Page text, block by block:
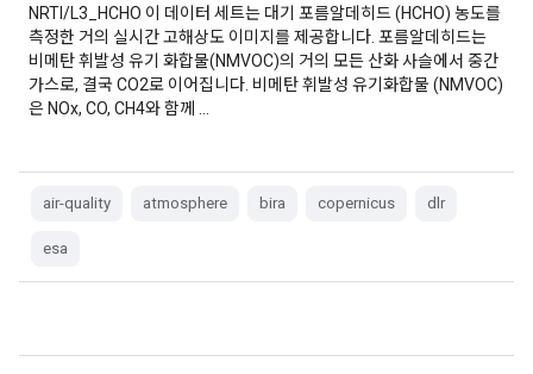
NRTI/L3_HCHO 이 데이터 세트는 대기 포름알데히드 (HCHO) 농도를
측정한 거의 실시간 고해상도 이미지를 제공합니다. 포름알데히드는
비메탄 휘발성 유기 화합물(NMVOC)의 거의 모든 산화 사슬에서 중간
가스로, 결국 CO2로 이어집니다. 비메탄 휘발성 유기화합물 (NMVOC)
은 NOx, CO, CH4와 함께 …
air-quality atmosphere bira copernicus dlr
esa